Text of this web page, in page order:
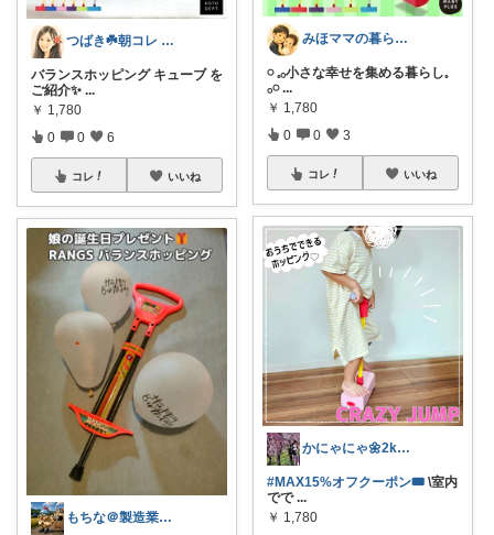
つばき☘️朝コレ 家事・育児・仕事を楽に
バランスホッピング キューブ を
ご紹介✨ ...
￥ 1,780
0 0 6
コレ いいね
もちな＠製造業＆兼業農家（お米）修行中
みほママの暮らし ＊6歳×0歳 兄弟＊
𓏸 𓈒𓂂小さな幸せを集める暮らし𓈒
𓂂𓏸 ...
￥ 1,780
0 0 3
コレ いいね
かにゃにゃ🌼2kids mama
#MAX15%オフクーポン🎟️ \室内
でで ...
￥ 1,780